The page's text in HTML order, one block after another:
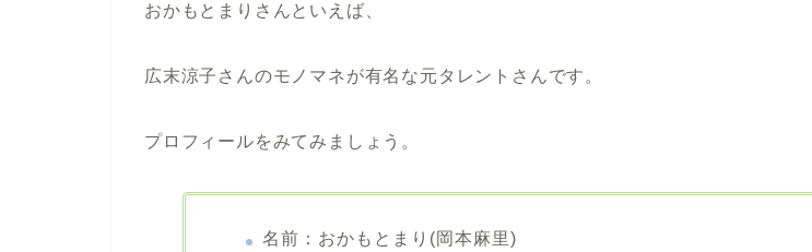
おかもとまりさんといえば、
広末涼子さんのモノマネが有名な元タレントさんです。
プロフィールをみてみましょう。
名前：おかもとまり(岡本麻里)